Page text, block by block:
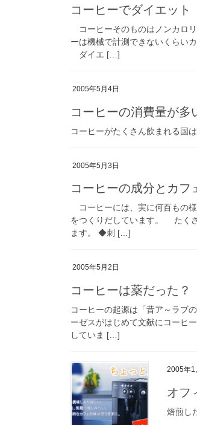
コーヒーでダイエット
コーヒーそのものはノンカロ
ーは機械で計測できないくらい
ダイエ […]
2005年5月4日
コーヒーの消費量が多
コーヒーがたくさん飲まれる国
2005年5月3日
コーヒーの成分とカフ
コーヒーには、実に何百もの
をつくりだしています。 たく
ます。 ◆刺 […]
2005年5月2日
コーヒーは薬だった？
コーヒーの起源は「昔ア～ラブ
ーゼスがはじめて文献にコーヒ
していま […]
2005年1
オフ
焙煎し